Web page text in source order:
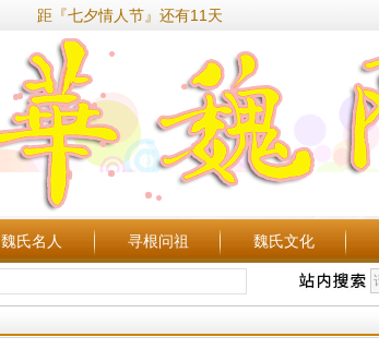
距『七夕情人节』还有11天
魏氏名人 寻根问祖 魏氏文化